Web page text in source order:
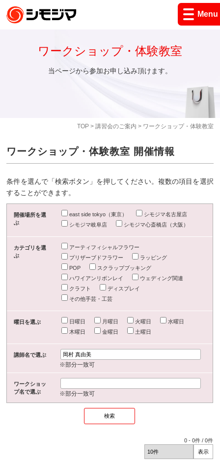
Menu
TOP> 講習会のご案内 > ワークショップ・体験教室
ワークショップ・体験教室
当ページから参加お申し込み頂けます。
ワークショップ・体験教室 開催情報
条件を選んで「検索ボタン」を押してください。複数の項目を選択
することができます。
開催場所を選
ぶ
east side tokyo（東京）
シモジマ名古屋店
シモジマ岐阜店
シモジマ心斎橋店（大阪）
カテゴリを選
ぶ
アーティフィシャルフラワー
プリザーブドフラワー
ラッピング
POP
スクラップブッキング
ハワイアンリボンレイ
ウェディング関連
クラフト
ディスプレイ
その他手芸・工芸
曜日を選ぶ 日曜日 月曜日 火曜日
水曜日
木曜日
金曜日 土曜日
講師名で選ぶ
※部分一致可
ワークショッ
プ名で選ぶ
※部分一致可
0 -0件 /0件